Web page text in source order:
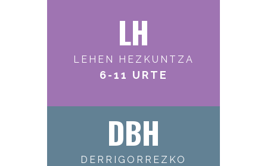
LH
LEHEN HEZKUNTZA
6-11 URTE
DBH
DERRIGORREZKO